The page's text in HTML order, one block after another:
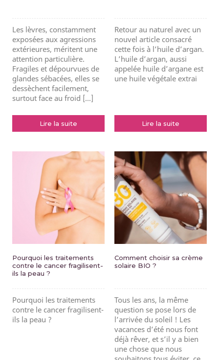
Les lèvres, constamment
exposées aux agressions
extérieures, méritent une
attention particulière.
Fragiles et dépourvues de
glandes sébacées, elles se
dessèchent facilement,
surtout face au froid [...]
Lire la suite
Retour au naturel avec un
nouvel article consacré
cette fois à l’huile d’argan.
L’huile d’argan, aussi
appelée huile d’argane est
une huile végétale extrai
Lire la suite
Pourquoi les traitements
contre le cancer fragilisent-
ils la peau ?
Pourquoi les traitements
contre le cancer fragilisent-
ils la peau ?
Comment choisir sa crème
solaire BIO ?
Tous les ans, la même
question se pose lors de
l’arrivée du soleil ! Les
vacances d’été nous font
déjà rêver, et s’il y a bien
une chose que nous